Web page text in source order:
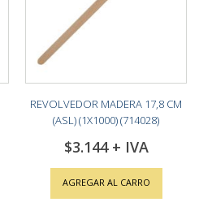
REVOLVEDOR MADERA 17,8 CM
(ASL) (1X1000) (714028)
$3.144
AGREGAR AL CARRO